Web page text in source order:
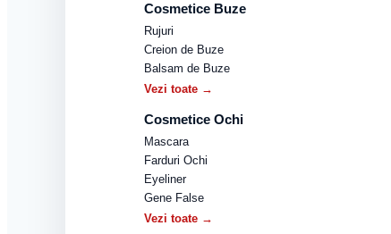
Cosmetice Buze
Rujuri
Creion de Buze
Balsam de Buze
Vezi toate →
Cosmetice Ochi
Mascara
Farduri Ochi
Eyeliner
Gene False
Vezi toate →